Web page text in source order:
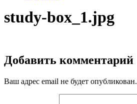
study-box_1.jpg
Добавить комментарий
Ваш адрес email не будет опубликован.